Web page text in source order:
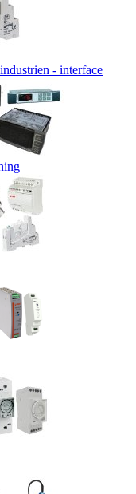
- interface